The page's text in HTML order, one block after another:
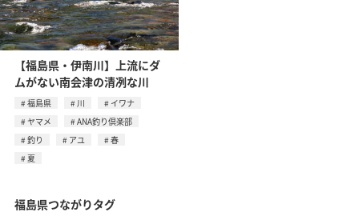
【福島県・伊南川】上流にダ
ムがない南会津の清冽な川
福島県 川
イワナ
ヤマメ
ANA釣り倶楽部
釣り
アユ
春
夏
福島県つながりタグ